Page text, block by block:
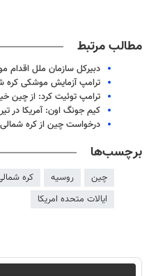
مطالب مرتبط
دبیرکل سازمان ملل اقدام
ترامپ آزمایش موشکی کره
ترامپ توئیت کرد: از چین
کیم جونگ اون: آمریکا
درخواست چین از کره
برچسب‌ها
چین روسیه کره
ایالات متحده امریکا